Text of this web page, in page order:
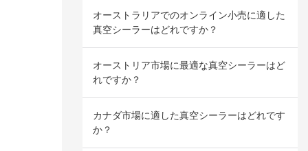
売業者向け在庫組み合わせプラン
オーストラリアでのオンライン小売に適した
真空シーラーはどれですか？
オーストリア市場に最適な真空シーラーはど
れですか？
カナダ市場に適した真空シーラーはどれです
か？